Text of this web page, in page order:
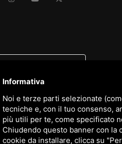
Stima
e sicurezza
Informativa
Noi e terze parti selezionate
tecniche e, con il tuo consenso,
più utili per te, come specificato
Chiudendo questo banner con la
cookie da installare, clicca su